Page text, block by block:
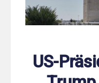
US-